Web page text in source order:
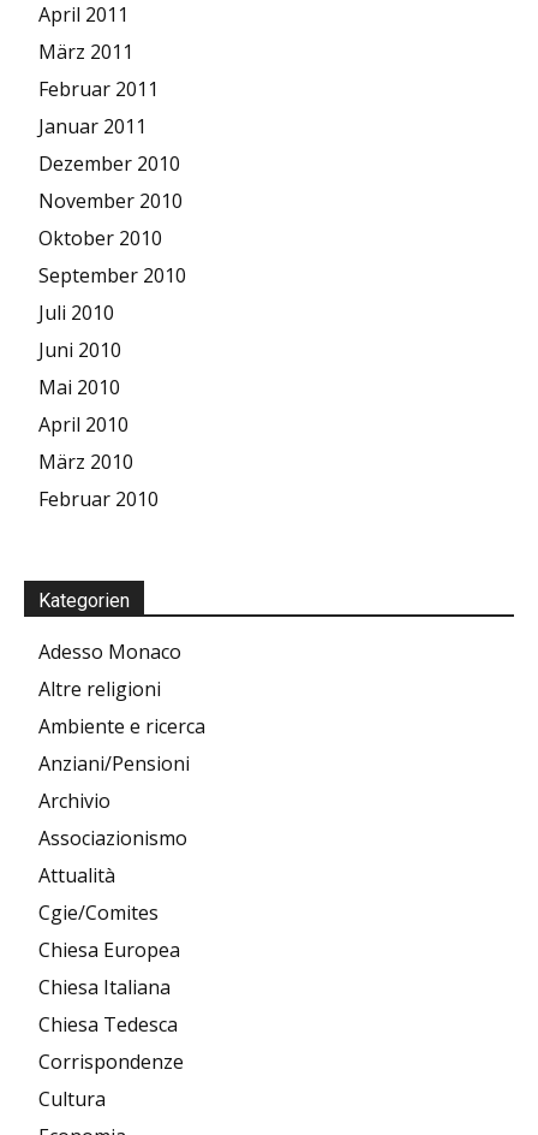
April 2011
März 2011
Februar 2011
Januar 2011
Dezember 2010
November 2010
Oktober 2010
September 2010
Juli 2010
Juni 2010
Mai 2010
April 2010
März 2010
Februar 2010
Kategorien
Adesso Monaco
Altre religioni
Ambiente e ricerca
Anziani/Pensioni
Archivio
Associazionismo
Attualità
Cgie/Comites
Chiesa Europea
Chiesa Italiana
Chiesa Tedesca
Corrispondenze
Cultura